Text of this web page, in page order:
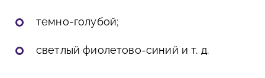
темно-голубой;
светлый фиолетово-синий и т. д.